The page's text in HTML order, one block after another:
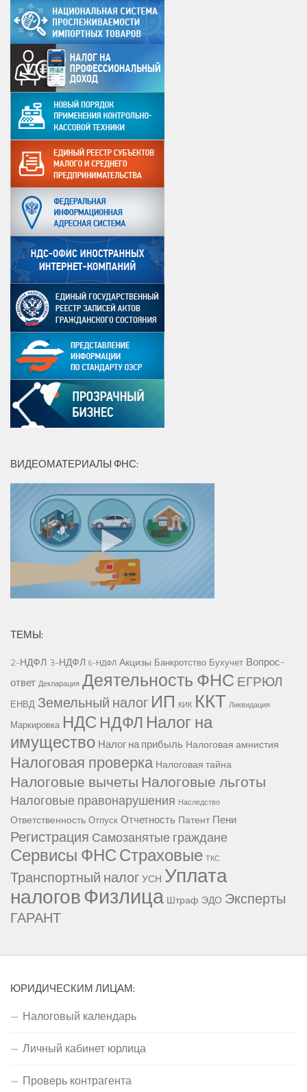
ВИДЕОМАТЕРИАЛЫ ФНС:
ТЕМЫ:
2-НДФЛ 3-НДФЛ 6-НДФЛ Акцизы Банкротство Бухучет Вопрос-
ответ Декларация Деятельность ФНС ЕГРЮЛ
ЕНВД Земельный налог ИП КИК ККТ Ликвидация
Маркировка НДС НДФЛ Налог на
имущество Налог на прибыль Налоговая амнистия
Налоговая проверка Налоговая тайна
Налоговые вычетыНалоговые льготы
Налоговые правонарушения Наследство
Ответственность Отпуск Отчетность Патент Пени
Регистрация Самозанятые граждане
Сервисы ФНССтраховые ТКС
Транспортный налогУСН Уплата
налоговФизлица Штраф ЭДО Эксперты
ГАРАНТ
ЮРИДИЧЕСКИМ ЛИЦАМ:
Налоговый календарь
Личный кабинет юрлица
Проверь контрагента